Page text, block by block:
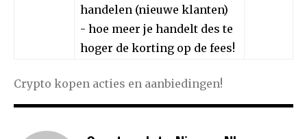
handelen (nieuwe klanten)
- hoe meer je handelt des te
hoger de korting op de fees!
Crypto kopen acties en aanbiedingen!